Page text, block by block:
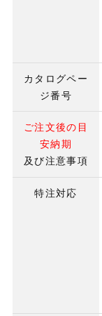
カタログペー
ジ番号
ご注文後の目
安納期
及び注意事項
特注対応